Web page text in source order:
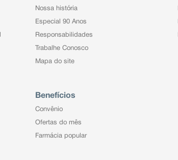
Nossa história
Especial 90 Anos
Responsabilidades
Trabalhe Conosco
Mapa do site
Benefícios
Convênio
Ofertas do mês
Farmácia popular